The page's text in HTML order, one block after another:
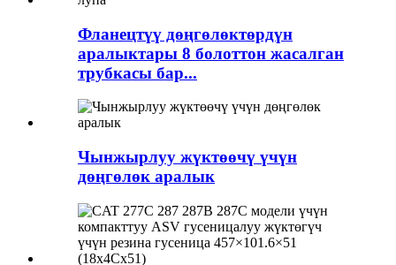
Фланецтүү дөңгөлөктөрдүн
аралыктары 8 болоттон жасалган
трубкасы бар...
Чынжырлуу жүктөөчү үчүн
дөңгөлөк аралык